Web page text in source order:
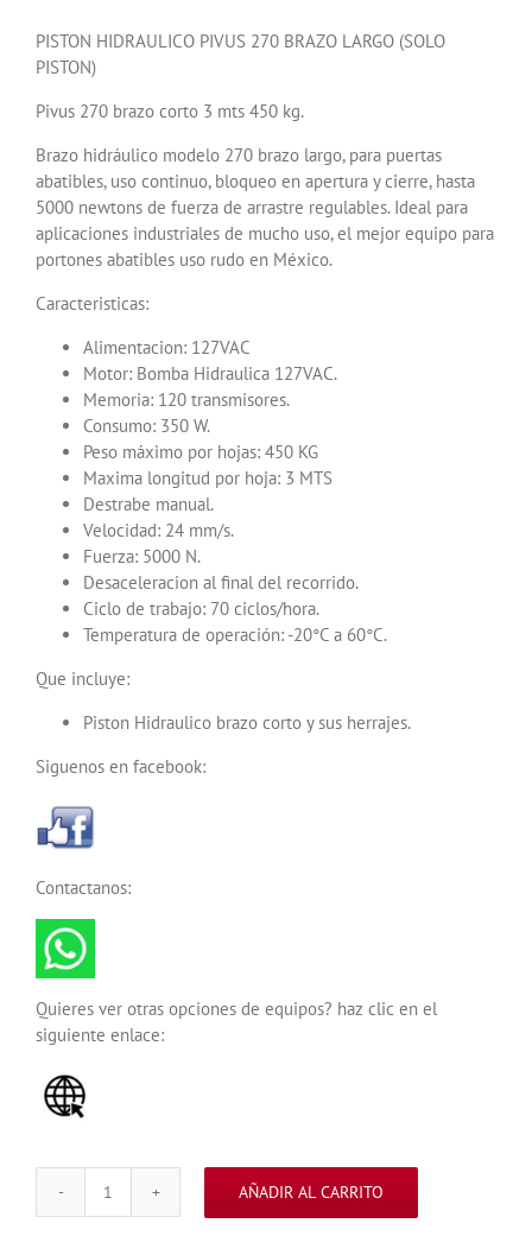
PISTON HIDRAULICO PIVUS 270 BRAZO LARGO (SOLO
PISTON)
Pivus 270 brazo corto 3 mts 450 kg.
Brazo hidráulico modelo 270 brazo largo, para puertas
abatibles, uso continuo, bloqueo en apertura y cierre, hasta
5000 newtons de fuerza de arrastre regulables. Ideal para
aplicaciones industriales de mucho uso, el mejor equipo para
portones abatibles uso rudo en México.
Caracteristicas:
Alimentacion: 127VAC
Motor: Bomba Hidraulica 127VAC.
Memoria: 120 transmisores.
Consumo: 350 W.
Peso máximo por hojas: 450 KG
Maxima longitud por hoja: 3 MTS
Destrabe manual.
Velocidad: 24 mm/s.
Fuerza: 5000 N.
Desaceleracion al final del recorrido.
Ciclo de trabajo: 70 ciclos/hora.
Temperatura de operación: -20°C a 60°C.
Que incluye:
Piston Hidraulico brazo corto y sus herrajes.
Siguenos en facebook:
Contactanos:
Quieres ver otras opciones de equipos? haz clic en el
siguiente enlace:
PISTON
AÑADIR AL CARRITO